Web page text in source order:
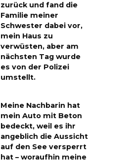
zurück und fand die
Familie meiner
Schwester dabei vor,
mein Haus zu
verwüsten, aber am
nächsten Tag wurde
es von der Polizei
umstellt.
Meine Nachbarin hat
mein Auto mit Beton
bedeckt, weil es ihr
angeblich die Aussicht
auf den See versperrt
hat – woraufhin meine